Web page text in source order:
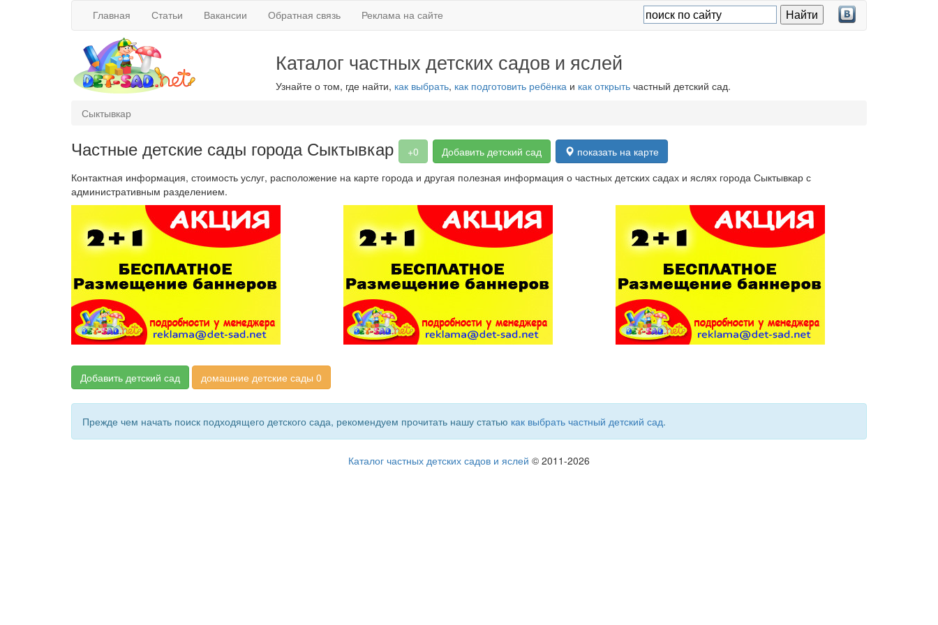
Главная Статьи Вакансии Обратная связь Реклама на сайте
Каталог частных детских садов и яслей
Узнайте о том, где найти, как выбрать, как подготовить ребёнкаи как открытьчастный детский сад.
Сыктывкар
Частные детские сады города Сыктывкар +0 Добавить детский сад
показать на карте
Контактная информация, стоимость услуг, расположение на карте города и другая полезная информация о частных детских садах и яслях города Сыктывкар с
административным разделением.
Добавить детский сад домашние детские сады 0
Прежде чем начать поиск подходящего детского сада, рекомендуем прочитать нашу статью как выбрать частный детский сад.
Каталог частных детских садов и яслей © 2011-2026